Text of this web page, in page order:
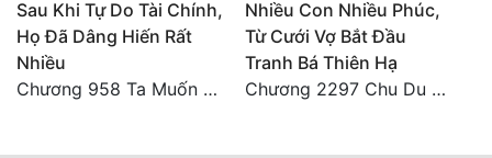
Sau Khi Tự Do Tài Chính,
Họ Đã Dâng Hiến Rất
Nhiều
Chương 958 Ta Muốn Cùng Các Cô Vĩnh Viễn Ở Bên Nhau (2) Hết
Nhiều Con Nhiều Phúc,
Từ Cưới Vợ Bắt Đầu
Tranh Bá Thiên Hạ
Chương 2297 Chu Du Du mang thai